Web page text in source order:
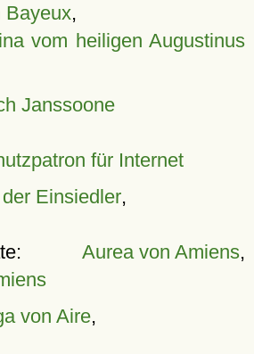
Bayeux,
vom heiligen Augustinus
Janssoone
für Internet
Einsiedler,
Aurea von Amiens,
von Aire,